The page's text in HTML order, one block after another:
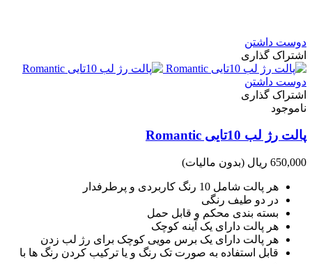
دوست داشتن
اشتراک گذاری
دوست داشتن
اشتراک گذاری
ناموجود
پالت رژ لب 10تایی Romantic
650,000 ریال (بدون مالیات)
هر پالت شامل 10 رنگ کاربردی و پرطرفدار
در دو طیف رنگی
بسته بندی محکم و قابل حمل
هر پالت دارای یک آینه کوچک
هر پالت دارای یک برس مویی کوچک برای رژ لب زدن
قابل استفاده به صورت تک رنگ و یا ترکیب کردن رنگ ها با